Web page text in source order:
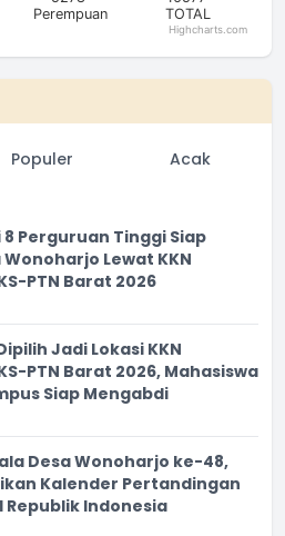
Perempuan
TOTAL
Highcharts.com
Populer Acak
8 Perguruan Tinggi Siap
Lewat KKN
PTN Barat 2026
Jadi Lokasi KKN
PTN Barat 2026, Mahasiswa
Siap Mengabdi
Desa Wonoharjo ke-48,
Kalender Pertandingan
Republik Indonesia